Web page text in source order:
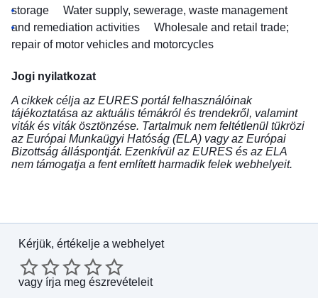
storage
Water supply, sewerage, waste management
and remediation activities
Wholesale and retail trade;
repair of motor vehicles and motorcycles
Jogi nyilatkozat
A cikkek célja az EURES portál felhasználóinak
tájékoztatása az aktuális témákról és trendekről, valamint
viták és viták ösztönzése. Tartalmuk nem feltétlenül tükrözi
az Európai Munkaügyi Hatóság (ELA) vagy az Európai
Bizottság álláspontját. Ezenkívül az EURES és az ELA
nem támogatja a fent említett harmadik felek webhelyeit.
Kérjük, értékelje a webhelyet
vagy írja meg észrevételeit